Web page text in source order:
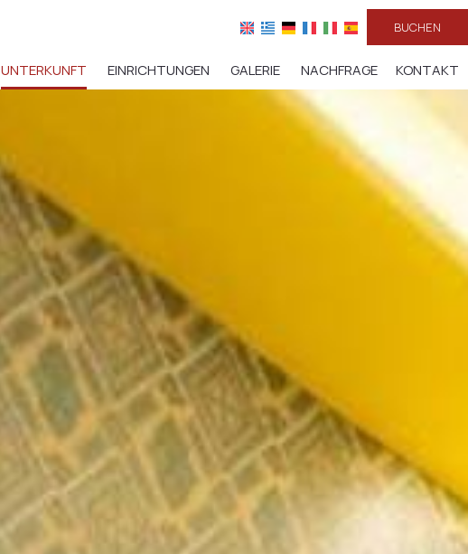
BUCHEN
UNTERKUNFT EINRICHTUNGEN GALERIE NACHFRAGE KONTAKT